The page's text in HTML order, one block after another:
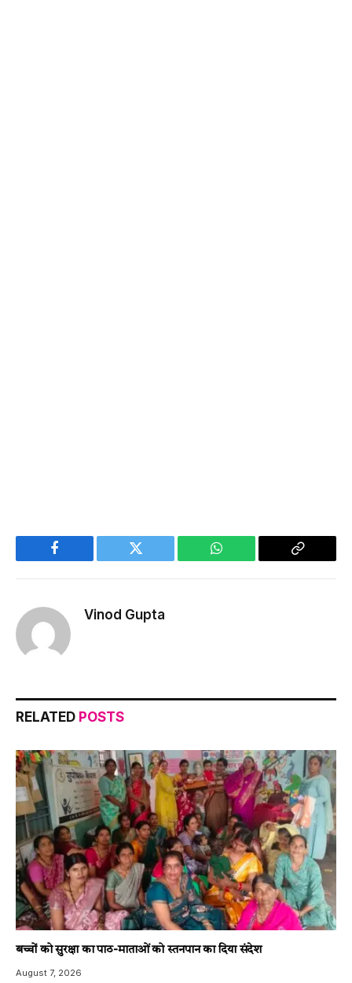
Facebook Twitter WhatsApp
Copy
Vinod Gupta
RELATED POSTS
बच्चों को सुरक्षा का पाठ-माताओं को स्तनपान का दिया संदेश
August 7, 2026